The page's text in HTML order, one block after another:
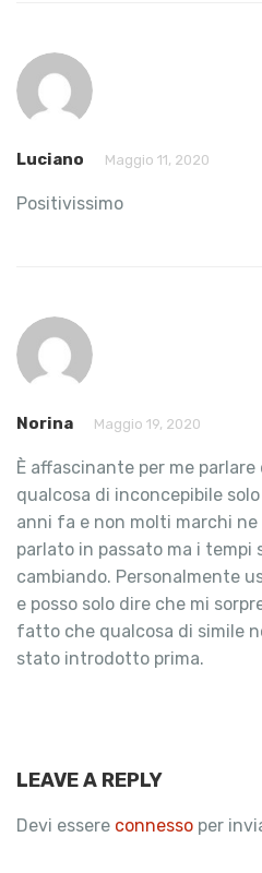
Luciano Maggio 11, 2020
Positivissimo
Norina Maggio 19, 2020
È affascinante per me parlare
qualcosa di inconcepibile
anni fa e non molti marchi ne
parlato in passato ma i tempi
cambiando. Personalmente
e posso solo dire che mi
fatto che qualcosa di simile
stato introdotto prima.
LEAVE A REPLY
Devi essere connesso per